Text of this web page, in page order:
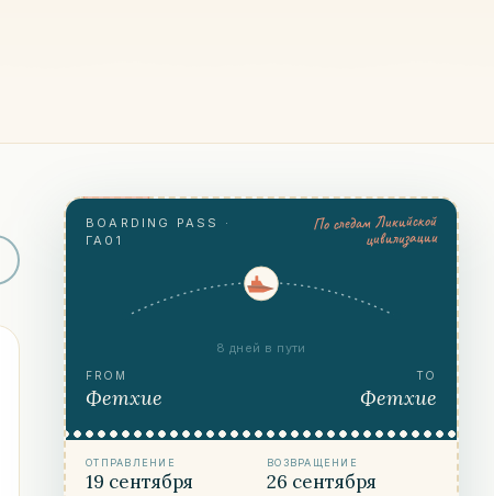
BOARDING PASS
·
ГА01
По следам Ликийской
цивилизации
8 дней в пути
FROM
Фетхие
TO
Фетхие
ОТПРАВЛЕНИЕ
19 сентября
ВОЗВРАЩЕНИЕ
26 сентября